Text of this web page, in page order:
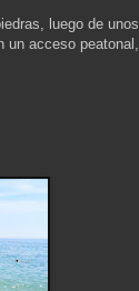
luego de unos
un acceso peatonal,